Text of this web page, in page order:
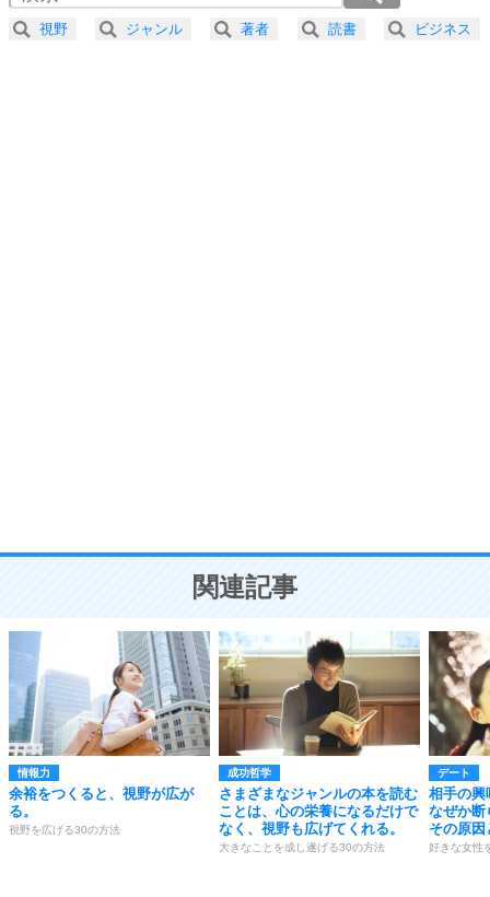
ことが大切。
2.5倍速 （391KB 1分39秒）
3.0倍速 （326KB 1分23秒）
視野 ジャンル 著者 読書 ビジネス
関連記事
情報力
余裕をつくると、視野が広が
る。
視野を広げる30の方法
成功哲学
さまざまなジャンルの本を読む
ことは、心の栄養になるだけで
なく、視野も広げてくれる。
大きなことを成し遂げる30の方法
デート
相手の興
なぜか断
その原因
好きな女性